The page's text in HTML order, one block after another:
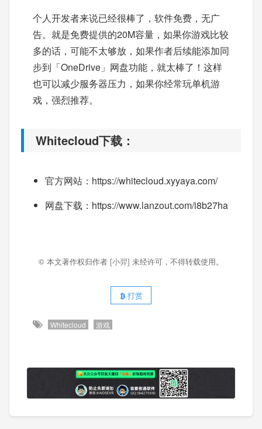
个人开发者来说已经很棒了，软件免费，无广
告。就是免费提供的20M容量，如果你游戏比较
多的话，可能不太够放，如果作者后续能添加同
步到「OneDrive」网盘功能，就太棒了！这样
也可以减少服务器压力，如果你经常玩单机游
戏，强烈推荐。
Whitecloud下载：
官方网站：https://whitecloud.xyyaya.com/
网盘下载：https://www.lanzout.com/i8b27ha
© 本文著作权归作者 [小羿] 未经许可，不得转载使用。
打赏
Whitecloud 游戏